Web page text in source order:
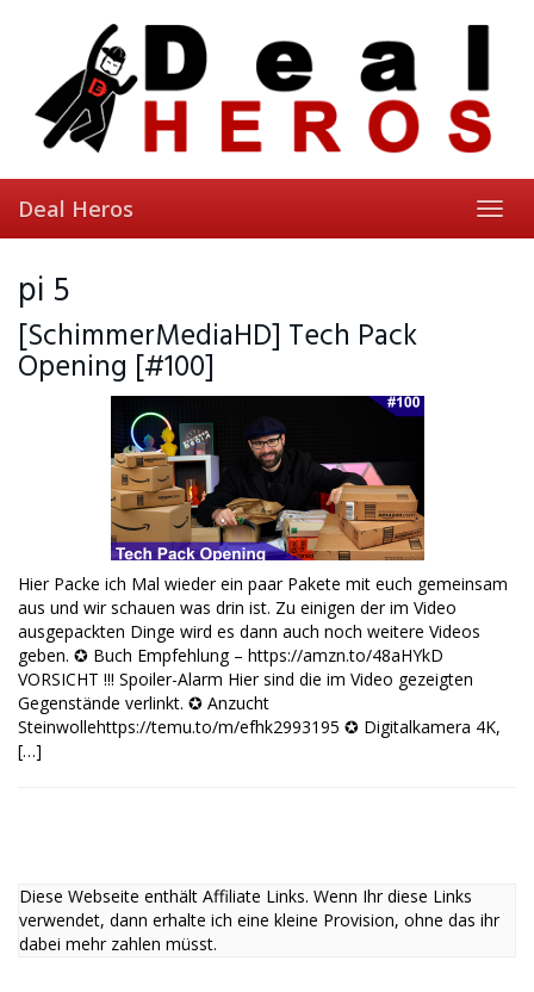
Deal Heros
pi 5
[SchimmerMediaHD] Tech Pack
Opening [#100]
Hier Packe ich Mal wieder ein paar Pakete mit euch gemeinsam
aus und wir schauen was drin ist. Zu einigen der im Video
ausgepackten Dinge wird es dann auch noch weitere Videos
geben. ✪ Buch Empfehlung – https://amzn.to/48aHYkD
VORSICHT !!! Spoiler-Alarm Hier sind die im Video gezeigten
Gegenstände verlinkt. ✪ Anzucht
Steinwollehttps://temu.to/m/efhk2993195 ✪ Digitalkamera 4K,
[…]
Diese Webseite enthält Affiliate Links. Wenn Ihr diese Links
verwendet, dann erhalte ich eine kleine Provision, ohne das ihr
dabei mehr zahlen müsst.